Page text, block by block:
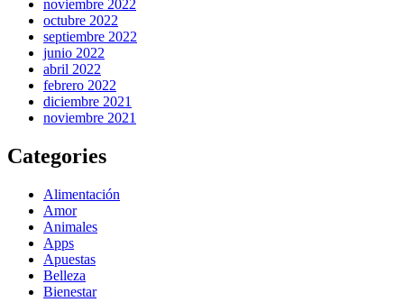
noviembre 2022
octubre 2022
septiembre 2022
junio 2022
abril 2022
febrero 2022
diciembre 2021
noviembre 2021
Categories
Alimentación
Amor
Animales
Apps
Apuestas
Belleza
Bienestar